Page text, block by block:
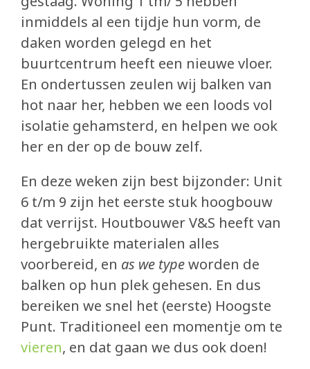
Buurderij
Buurtbabbels
Bouwen
Duurzaam bouwen
Zin om mee te helpen?
Blog
In de media
inmiddels al een tijdje hun vorm, de
daken worden gelegd en het
buurtcentrum heeft een nieuwe vloer.
En ondertussen zeulen wij balken van
hot naar her, hebben we een loods vol
isolatie gehamsterd, en helpen we ook
her en der op de bouw zelf.
En deze weken zijn best bijzonder: Unit
6 t/m 9 zijn het eerste stuk hoogbouw
dat verrijst. Houtbouwer V&S heeft van
hergebruikte materialen alles
voorbereid, en as we typeworden de
balken op hun plek gehesen. En dus
bereiken we snel het (eerste) Hoogste
Punt. Traditioneel een momentje om te
vieren, en dat gaan we dus ook doen!